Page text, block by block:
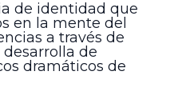
de identidad que
en la mente del
a través de
de
dramáticos de